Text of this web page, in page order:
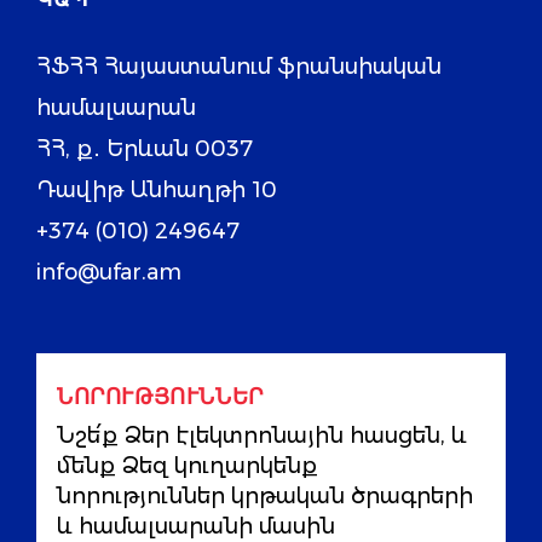
ՀՖՀՀ Հայաստանում ֆրանսիական
համալսարան
ՀՀ, ք․ Երևան 0037
Դավիթ Անհաղթի 10
+374 (010) 249647
info@ufar.am
ՆՈՐՈՒԹՅՈՒՆՆԵՐ
Նշե՛ք Ձեր էլեկտրոնային հասցեն, և
մենք Ձեզ կուղարկենք
նորություններ կրթական ծրագրերի
և համալսարանի մասին